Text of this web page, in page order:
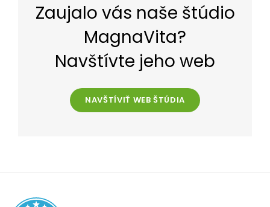
Zaujalo vás naše štúdio
MagnaVita?
Navštívte jeho web
NAVŠTÍVIŤ WEB ŠTÚDIA